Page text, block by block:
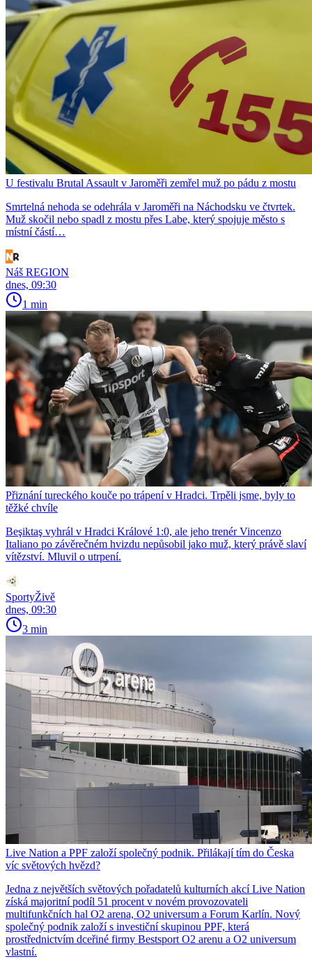
U festivalu Brutal Assault v Jaroměři zemřel muž po pádu z mostu
Smrtelná nehoda se odehrála v Jaroměři na Náchodsku ve čtvrtek.
Muž skočil nebo spadl z mostu přes Labe, který spojuje město s
místní částí…
Náš REGION
dnes, 09:30
1 min
Přiznání tureckého kouče po trápení v Hradci. Trpěli jsme, byly to
těžké chvíle
Beşiktaş vyhrál v Hradci Králové 1:0, ale jeho trenér Vincenzo
Italiano po závěrečném hvizdu nepůsobil jako muž, který právě slaví
vítězství. Mluvil o utrpení.
SportyŽivě
dnes, 09:30
3 min
Live Nation a PPF založí společný podnik. Přilákají tím do Česka
víc světových hvězd?
Jedna z největších světových pořadatelů kulturních akcí Live Nation
získá majoritní podíl 51 procent v novém provozovateli
multifunkčních hal O2 arena, O2 universum a Forum Karlín. Nový
společný podnik založí s investiční skupinou PPF, která
prostřednictvím dceřiné firmy Bestsport O2 arenu a O2 universum
vlastní.